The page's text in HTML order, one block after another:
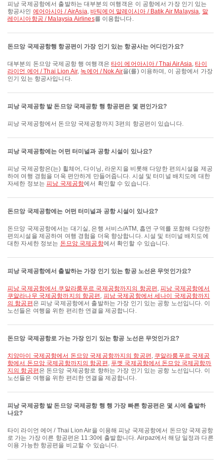
피낭 국제공항에서 출발하는 대부분의 여행객은 이 공항에서 가장 인기 있는
항공사인 에어아시아 / AirAsia, 바틱에어 말레이시아 / Batik Air Malaysia, 말
레이시아항공 / Malaysia Airlines를 이용합니다.
돈므앙 국제공항행 항공편이 가장 인기 있는 항공사는 어디인가요?
대부분의 돈므앙 국제공항 행 여행객은 타이 에어아시아 / Thai AirAsia, 타이
라이언 에어 / Thai Lion Air, 녹에어 / Nok Air을(를) 이용하며, 이 공항에서 가장
인기 있는 항공사입니다.
피낭 국제공항 발 돈므앙 국제공항 행 항공편은 몇 편인가요?
피낭 국제공항에서 돈므앙 국제공항까지 3편의 항공편이 있습니다.
피낭 국제공항에는 어떤 터미널과 공항 시설이 있나요?
피낭 국제공항은(는) 휠체어, 다이닝, 라운지을 비롯해 다양한 편의시설을 제공
하여 여행 경험을 더욱 편안하게 만들어줍니다. 시설 및 터미널 배치도에 대한
자세한 정보는피낭 국제공항에서 확인할 수 있습니다.
돈므앙 국제공항에는 어떤 터미널과 공항 시설이 있나요?
돈므앙 국제공항에서는 대기실, 은행 서비스/ATM, 흡연 구역를 포함해 다양한
편의시설을 제공하여 여행 경험을 더욱 향상합니다. 시설 및 터미널 배치도에
대한 자세한 정보는 돈므앙 국제공항에서 확인할 수 있습니다.
피낭 국제공항에서 출발하는 가장 인기 있는 항공 노선은 무엇인가요?
피낭 국제공항에서 쿠알라룸푸르 국제공항까지의 항공편 ,피낭 국제공항에서
쿠알라나무 국제공항까지의 항공편 , 피낭 국제공항에서 세나이 국제공항까지
의 항공편 은 피낭 국제공항에서 출발하는 가장 인기 있는 공항 노선입니다. 이
노선들은 여행을 위한 편리한 연결을 제공합니다.
돈므앙 국제공항로 가는 가장 인기 있는 항공 노선은 무엇인가요?
치앙마이 국제공항에서 돈므앙 국제공항까지의 항공편 , 쿠알라룸푸르 국제공
항에서 돈므앙 국제공항까지의 항공편 , 푸껫 국제공항에서 돈므앙 국제공항까
지의 항공편 은 돈므앙 국제공항로 향하는 가장 인기 있는 공항 노선입니다. 이
노선들은 여행을 위한 편리한 연결을 제공합니다.
피낭 국제공항 발 돈므앙 국제공항 행 행 가장 빠른 항공편은 몇 시에 출발하
나요?
타이 라이언 에어 / Thai Lion Air을 이용해 피낭 국제공항에서 돈므앙 국제공항
로 가는 가장 이른 항공편은 11:30에 출발합니다. Airpaz에서 해당 일정과 다른
이용 가능한 항공편을 비교할 수 있습니다.